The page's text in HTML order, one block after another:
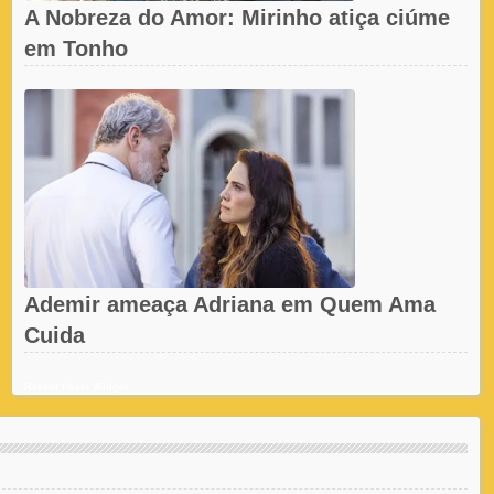
A Nobreza do Amor: Mirinho atiça ciúme
em Tonho
Ademir ameaça Adriana em Quem Ama
Cuida